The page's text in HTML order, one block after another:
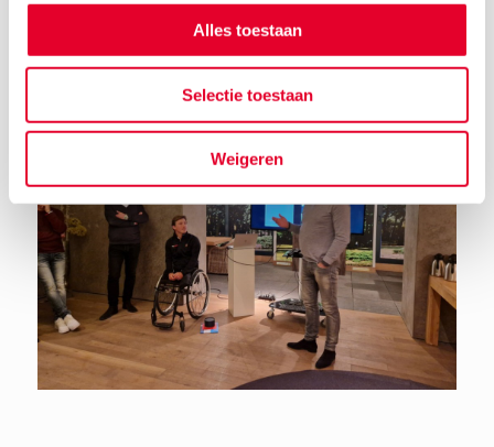
Alles toestaan
Selectie toestaan
Weigeren